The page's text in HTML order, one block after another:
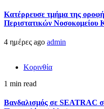
Kατέρρευσε τμήμα της
Περιστατικών Νοσοκομείου
4 ημέρες ago admin
Κορινθία
1 min read
Βανδαλισμός σε SEATRAC